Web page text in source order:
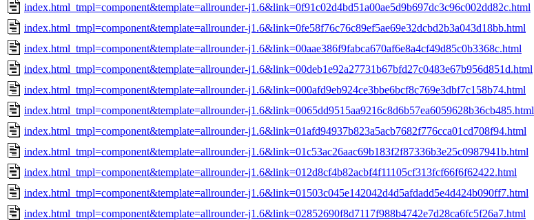
index.html_tmpl=component&template=allrounder-j1.6&link=0f91c02d4bd51a00ae5d9b697dc3c96c002dd82c.html
index.html_tmpl=component&template=allrounder-j1.6&link=0fe58f76c76c89ef5ae69e32dcbd2b3a043d18bb.html
index.html_tmpl=component&template=allrounder-j1.6&link=00aae386f9fabca670af6e8a4cf49d85c0b3368c.html
index.html_tmpl=component&template=allrounder-j1.6&link=00deb1e92a27731b67bfd27c0483e67b956d851d.html
index.html_tmpl=component&template=allrounder-j1.6&link=000afd9eb924ce3bbe6bcf8c769e3dbf7c158b74.html
index.html_tmpl=component&template=allrounder-j1.6&link=0065dd9515aa9216c8d6b57ea6059628b36cb485.html
index.html_tmpl=component&template=allrounder-j1.6&link=01afd94937b823a5acb7682f776cca01cd708f94.html
index.html_tmpl=component&template=allrounder-j1.6&link=01c53ac26aac69b183f2f87336b3e25c0987941b.html
index.html_tmpl=component&template=allrounder-j1.6&link=012d8cf4b82acbf4f11105cf313fcf66f6f62422.html
index.html_tmpl=component&template=allrounder-j1.6&link=01503c045e142042d4d5afdadd5e4d424b090ff7.html
index.html_tmpl=component&template=allrounder-j1.6&link=02852690f8d7117f988b4742e7d28ca6fc5f26a7.html